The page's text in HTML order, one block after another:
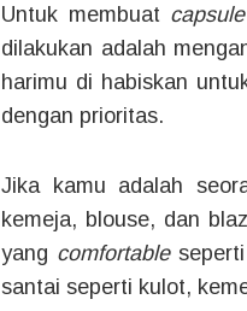
Untuk membuat
dilakukan adalah
harimu di habiskan
dengan prioritas.
Jika kamu adalah
kemeja, blouse, dan
yang comfortableseperti
santai seperti kulot,